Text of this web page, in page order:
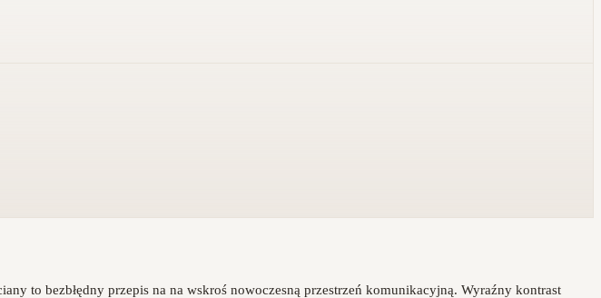
to bezbłędny przepis na na wskroś nowoczesną przestrzeń komunikacyjną. Wyraźny kontrast